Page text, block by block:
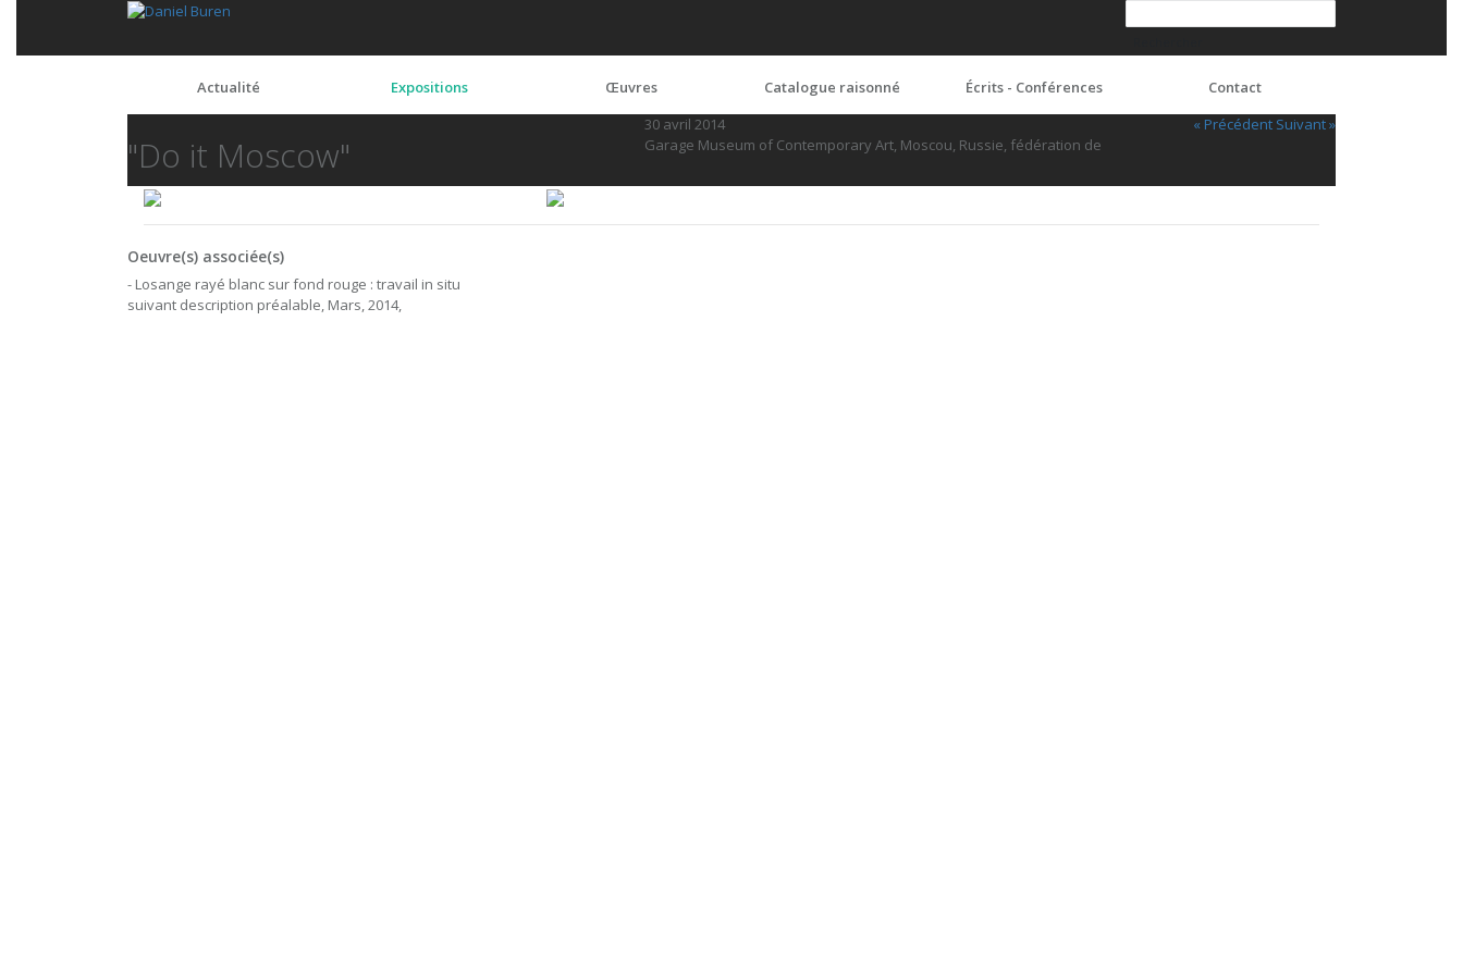
Actualité Expositions Œuvres Catalogue raisonné Écrits - Conférences Contact
"Do it Moscow"
30 avril 2014
Garage Museum of Contemporary Art, Moscou, Russie, fédération de
« Précédent Suivant »
Oeuvre(s) associée(s)
- Losange rayé blanc sur fond rouge : travail in situ
suivant description préalable, Mars, 2014,